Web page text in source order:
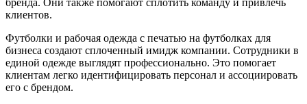
бренда. Они также помогают сплотить команду и привлечь
клиентов.
Футболки и рабочая одежда с печатью на футболках для
бизнеса создают сплоченный имидж компании. Сотрудники в
единой одежде выглядят профессионально. Это помогает
клиентам легко идентифицировать персонал и ассоциировать
его с брендом.